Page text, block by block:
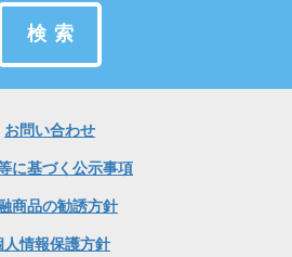
検索
お問い合わせ
に基づく公示事項
商品の勧誘方針
人情報保護方針